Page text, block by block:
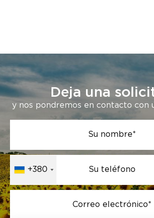
Deja una
y nos pondremos en contacto con
Su nombre*
+380 Su teléfono
Correo electrónico*